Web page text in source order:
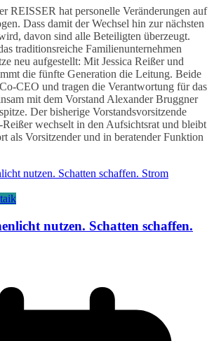
REISSER hat personelle Veränderungen auf
Dass damit der Wechsel hin zur nächsten
davon sind alle Beteiligten überzeugt.
traditionsreiche Familienunternehmen
neu aufgestellt: Mit Jessica Reißer und
die fünfte Generation die Leitung. Beide
CEO und tragen die Verantwortung für das
mit dem Vorstand Alexander Bruggner
Der bisherige Vorstandsvorsitzende
wechselt in den Aufsichtsrat und bleibt
als Vorsitzender und in beratender Funktion
nutzen. Schatten schaffen.